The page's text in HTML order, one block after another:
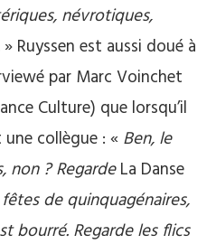
névrotiques,
» Ruyssen est aussi doué à
par Marc Voinchet
Culture) que lorsqu’il
collègue : « Ben, le
non ? RegardeLa Danse
de quinquagénaires,
bourré. Regarde les flics